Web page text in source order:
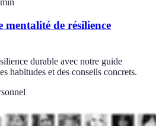
min
de résilience
durable avec notre guide
habitudes et des conseils concrets.